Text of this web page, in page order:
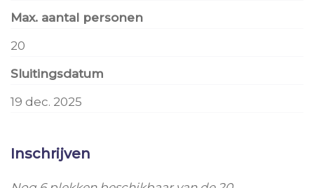
Max. aantal personen
20
Sluitingsdatum
19 dec. 2025
Inschrijven